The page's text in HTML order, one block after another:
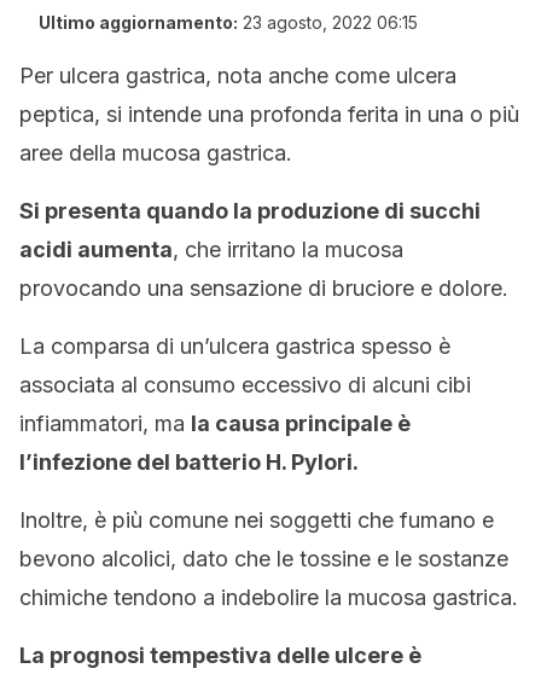
Ultimo aggiornamento: 23 agosto, 2022 06:15
Per ulcera gastrica, nota anche come ulcera
peptica, si intende una profonda ferita in una o più
aree della mucosa gastrica.
Si presenta quando la produzione di succhi
acidi aumenta, che irritano la mucosa
provocando una sensazione di bruciore e dolore.
La comparsa di un’ulcera gastrica spesso è
associata al consumo eccessivo di alcuni cibi
infiammatori, ma la causa principale è
l’infezione del batterio H. Pylori.
Inoltre, è più comune nei soggetti che fumano e
bevono alcolici, dato che le tossine e le sostanze
chimiche tendono a indebolire la mucosa gastrica.
La prognosi tempestiva delle ulcere è